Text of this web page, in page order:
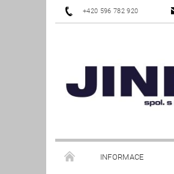
+420 596 782 920
INFORMACE